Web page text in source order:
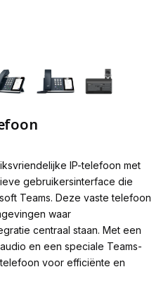
IP-telefoon met
gebruikersinterface die
Teams. Deze vaste telefoon
waar
centraal staan. Met een
en een speciale Teams-
voor efficiënte en